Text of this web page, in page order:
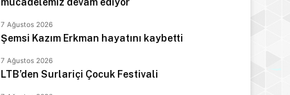
mücadelemiz devam ediyor
7 Ağustos 2026
Şemsi Kazım Erkman hayatını kaybetti
7 Ağustos 2026
LTB’den Surlariçi Çocuk Festivali